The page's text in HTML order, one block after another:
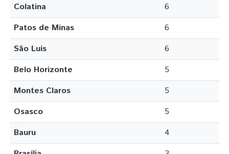
Colatina
6
Patos de Minas
6
São Luís
6
Belo Horizonte
5
Montes Claros
5
Osasco
5
Bauru
4